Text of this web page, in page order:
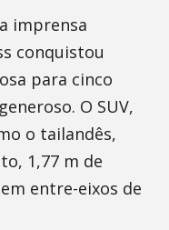
imprensa
conquistou
para cinco
O SUV,
o tailandês,
1,77 m de
entre-eixos de